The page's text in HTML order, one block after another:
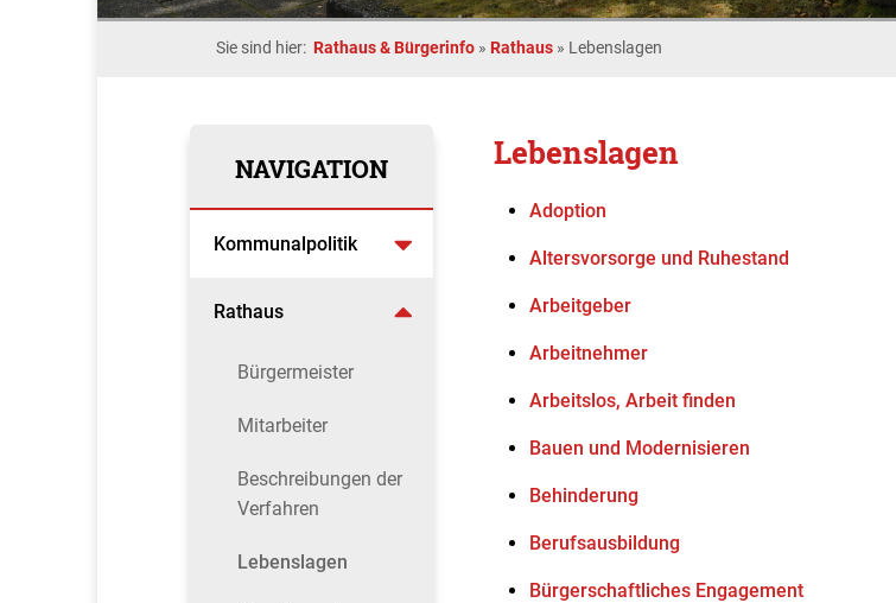
Sie sind hier: Rathaus & Bürgerinfo » Rathaus » Lebenslagen
NAVIGATION
Kommunalpolitik
Rathaus
Bürgermeister
Mitarbeiter
Beschreibungen der
Verfahren
Lebenslagen
Lebenslagen
Adoption
Altersvorsorge und Ruhestand
Arbeitgeber
Arbeitnehmer
Arbeitslos, Arbeit finden
Bauen und Modernisieren
Behinderung
Berufsausbildung
Bürgerschaftliches Engagement